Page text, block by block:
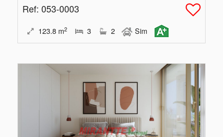
Ref: 053-0003
123.8 m2 3 2 Sim